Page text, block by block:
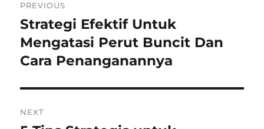
pos
PREVIOUS
Previous
post:
Strategi Efektif Untuk
Mengatasi Perut Buncit Dan
Cara Penanganannya
NEXT